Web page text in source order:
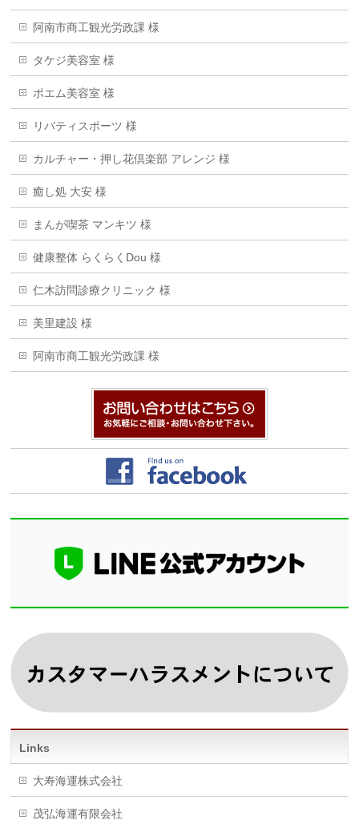
阿南市商工観光労政課 様
タケジ美容室 様
ポエム美容室 様
リバティスポーツ 様
カルチャー・押し花倶楽部 アレンジ 様
癒し処 大安 様
まんが喫茶 マンキツ 様
健康整体 らくらくDou 様
仁木訪問診療クリニック 様
美里建設 様
阿南市商工観光労政課 様
Links
大寿海運株式会社
茂弘海運有限会社